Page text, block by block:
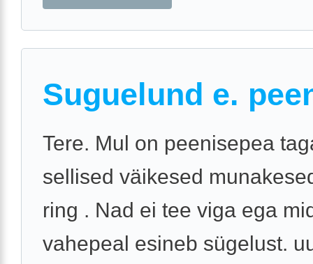
Suguelund e.
Tere. Mul on peenisepea
sellised väikesed
ring . Nad ei tee viga ega
vahepeal esineb sügelust.